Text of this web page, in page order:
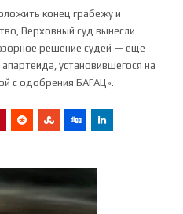
конец грабежу и
Верховный суд вынесли
решение судей — еще
установившегося на
с одобрения БАГАЦ».